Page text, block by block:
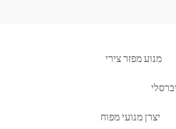
מנוע מפזר צירי
יצרן מנועי מפוח